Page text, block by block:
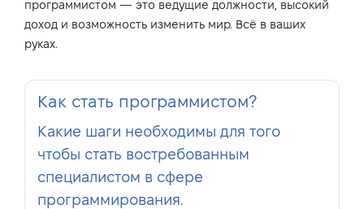
программистом — это ведущие должности, высокий
доход и возможность изменить мир. Всё в ваших
руках.
Как стать программистом?
Какие шаги необходимы для того
чтобы стать востребованным
специалистом в сфере
программирования.